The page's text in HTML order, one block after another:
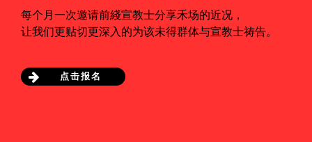
每个月一次邀请前綫宣教士分享禾场的近况，
让我们更贴切更深入的为该未得群体与宣教士祷告。
点击报名